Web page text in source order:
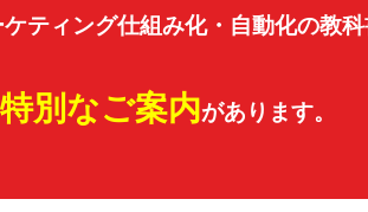
ケティング仕組み化・自動化の教
別なご案内があります。